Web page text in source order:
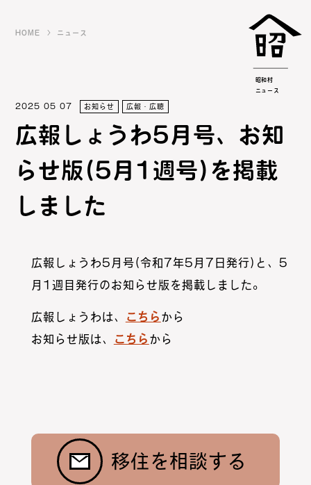
昭和村
ニュース
トップ
ニュース
HOME ニュース
2025 05 07 お知らせ 広報・広聴
広報しょうわ5月号、お知
らせ版(5月1週号)を掲載
しました
広報しょうわ5月号(令和7年5月7日発行)と、5
月1週目発行のお知らせ版を掲載しました。
広報しょうわは、 こちら から
お知らせ版は、
こちら から
移住を相談する